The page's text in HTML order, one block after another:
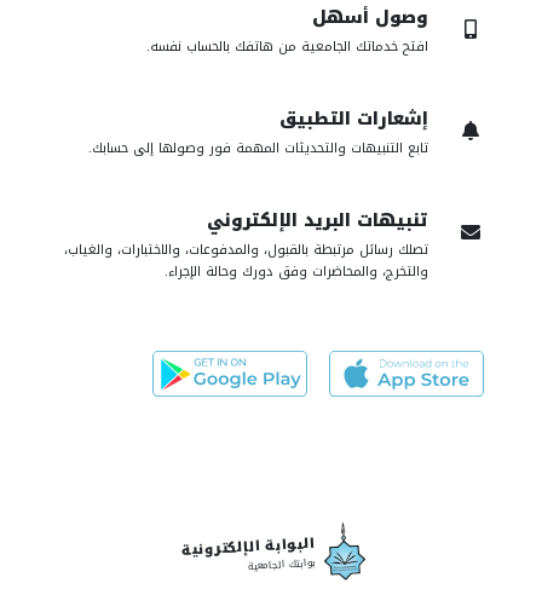
وصول أسهل
افتح خدماتك الجامعية من هاتفك بالحساب نفسه.
إشعارات التطبيق
تابع التنبيهات والتحديثات المهمة فور وصولها إلى حسابك.
تنبيهات البريد الإلكتروني
تصلك رسائل مرتبطة بالقبول، والمدفوعات، والاختبارات، والغياب،
والتخرج، والمحاضرات وفق دورك وحالة الإجراء.
البوابة الإلكترونية
بوابتك الجامعية